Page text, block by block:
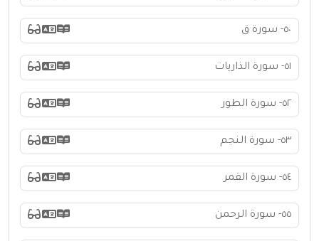
٥٠- سورة ق
٥١- سورة الذاريات
٥٢- سورة الطور
٥٣- سورة النجم
٥٤- سورة القمر
٥٥- سورة الرحمن